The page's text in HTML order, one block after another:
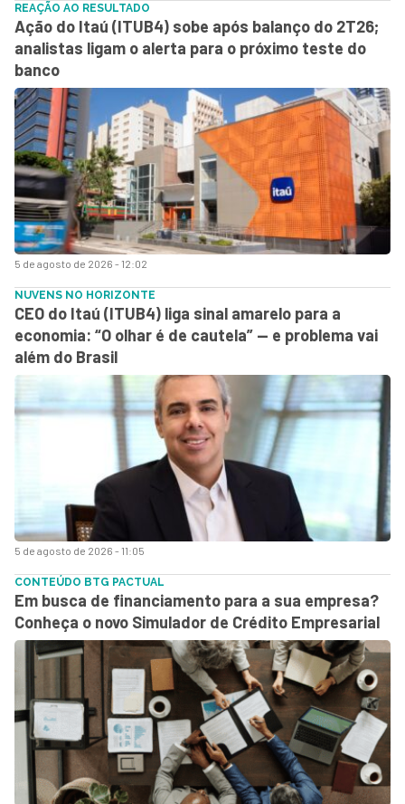
5 de agosto de 2026 - 12:02
REAÇÃO AO RESULTADO
Ação do Itaú (ITUB4) sobe após balanço do 2T26;
analistas ligam o alerta para o próximo teste do
banco
5 de agosto de 2026 - 11:05
NUVENS NO HORIZONTE
CEO do Itaú (ITUB4) liga sinal amarelo para a
economia: “O olhar é de cautela” — e problema vai
além do Brasil
CONTEÚDO BTG PACTUAL
Em busca de financiamento para a sua empresa?
Conheça o novo Simulador de Crédito Empresarial